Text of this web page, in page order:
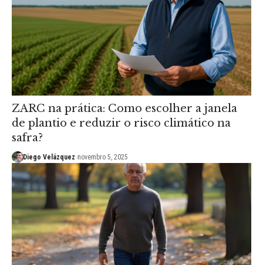
ZARC na prática: Como escolher a janela
de plantio e reduzir o risco climático na
safra?
Diego Velázquez novembro 5, 2025